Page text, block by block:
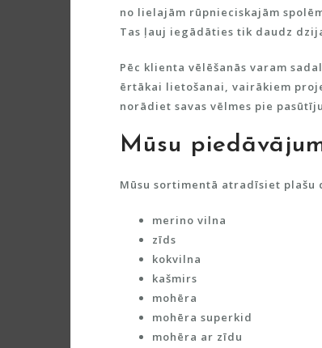
no lielajām rūpnieciskajām
Tas ļauj iegādāties tik daudz
Pēc klienta vēlēšanās varam
ērtākai lietošanai, vairākiem
norādiet savas vēlmes pie
Mūsu
Mūsu sortimentā atradīsiet plašu
merino vilna
zīds
kokvilna
kašmirs
mohēra
mohēra superkid
mohēra ar zīdu